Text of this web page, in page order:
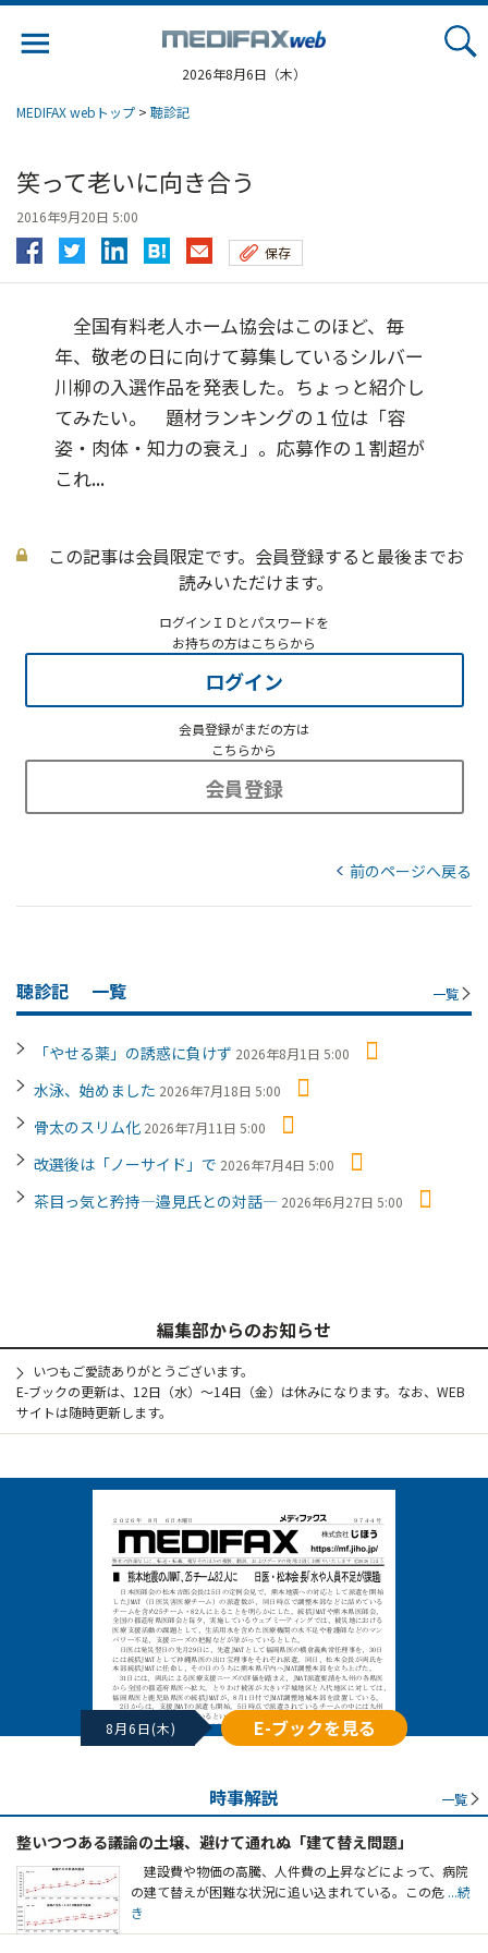
2026年8月6日（木）
MEDIFAX webトップ > 聴診記
笑って老いに向き合う
2016年9月20日 5:00
保存
全国有料老人ホーム協会はこのほど、毎
年、敬老の日に向けて募集しているシルバー
川柳の入選作品を発表した。ちょっと紹介し
てみたい。 題材ランキングの１位は「容
姿・肉体・知力の衰え」。応募作の１割超が
これ...
この記事は会員限定です。会員登録すると最後までお
読みいただけます。
ログインＩＤとパスワードを
お持ちの方はこちらから
ログイン
会員登録がまだの方は
こちらから
会員登録
前のページへ戻る
聴診記 一覧 一覧
「やせる薬」の誘惑に負けず 2026年8月1日 5:00
水泳、始めました 2026年7月18日 5:00
骨太のスリム化 2026年7月11日 5:00
改選後は「ノーサイド」で 2026年7月4日 5:00
茶目っ気と矜持―邉見氏との対話― 2026年6月27日 5:00
編集部からのお知らせ
いつもご愛読ありがとうございます。
E-ブックの更新は、12日（水）～14日（金）は休みになります。なお、WEB
サイトは随時更新します。
8月6日(木) E-ブックを見る
時事解説 一覧
整いつつある議論の土壌、避けて通れぬ「建て替え問題」
建設費や物価の高騰、人件費の上昇などによって、病院
の建て替えが困難な状況に追い込まれている。この危 ...続
き